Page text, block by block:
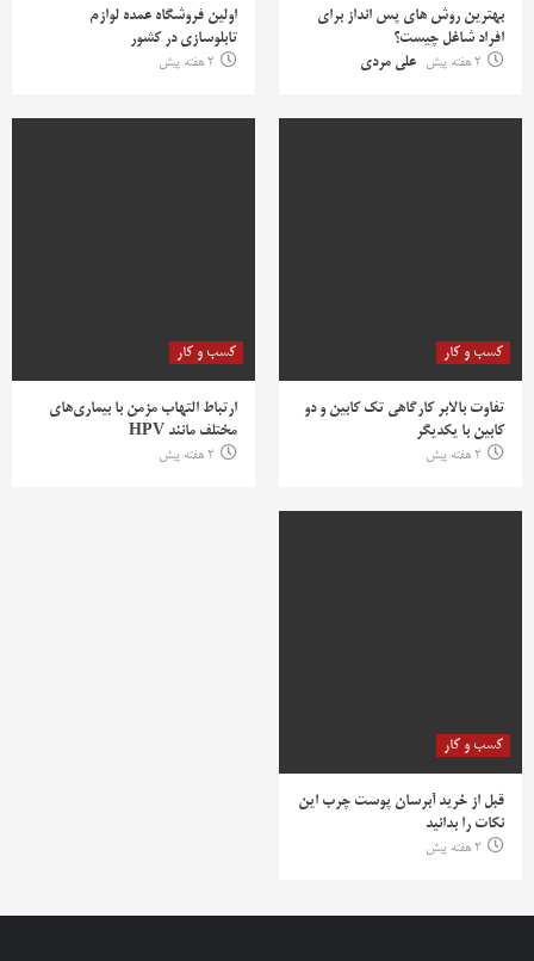
بهترین روش‌ های پس‌ انداز برای
افراد شاغل چیست؟
2 هفته پیش
علی مردی
اولین فروشگاه عمده لوازم
تابلوسازی در کشور
2 هفته پیش
کسب و کار
تفاوت بالابر کارگاهی تک کابین و دو
کابین با یکدیگر
2 هفته پیش
کسب و کار
ارتباط التهاب مزمن با بیماری‌های
مختلف مانند HPV
2 هفته پیش
کسب و کار
قبل از خرید آبرسان پوست چرب این
نکات را بدانید
2 هفته پیش